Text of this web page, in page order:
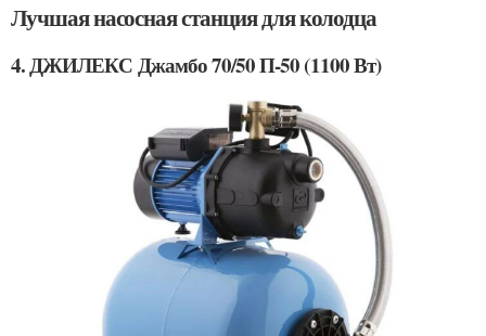
Лучшая насосная станция для колодца
4. ДЖИЛЕКС Джамбо 70/50 П-50 (1100 Вт)